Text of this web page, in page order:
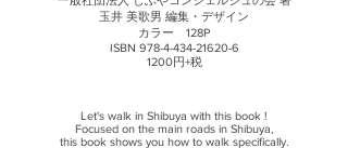
玉井 美歌男 編集・デザイン
カラー 128P
ISBN 978-4-434-21620-6
1200円+税
Let's walk in Shibuya with this book !
Focused on the main roads in Shibuya,
this book shows you how to walk specifically.